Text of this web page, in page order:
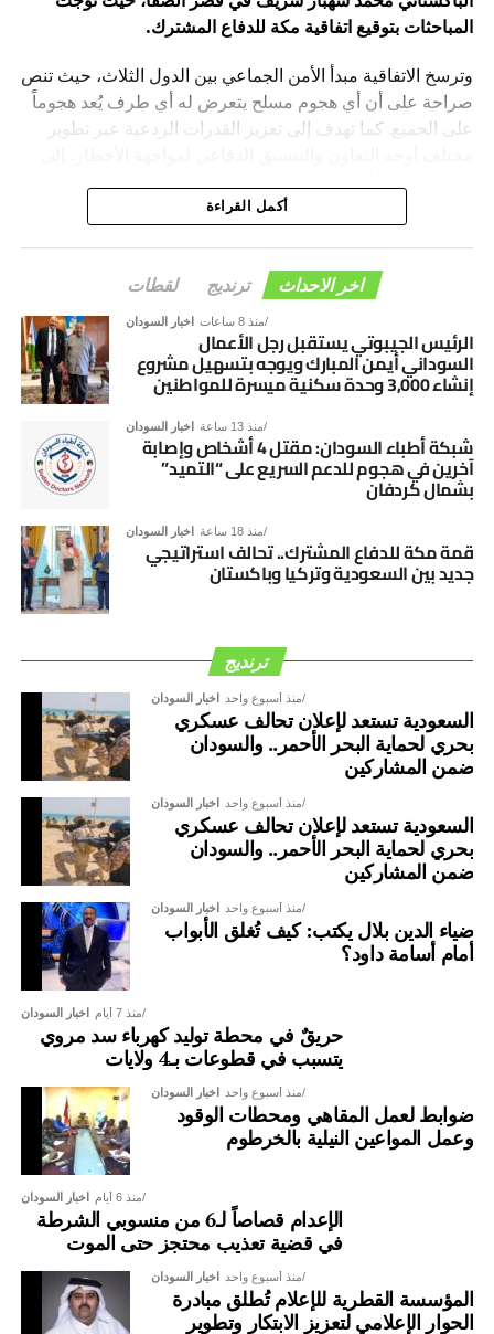
المباحثات بتوقيع اتفاقية مكة للدفاع المشترك.
وترسخ الاتفاقية مبدأ الأمن الجماعي بين الدول الثلاث، حيث تنص
صراحة على أن أي هجوم مسلح يتعرض له أي طرف يُعد هجوماً
على الجميع. كما تهدف إلى تعزيز القدرات الردعية عبر تطوير
والسلام في المنطقة والعالم.أكمل القراءة
اخر الاحداث ترنديج لقطات
اخبار السودان منذ 8 ساعات
الرئيس الجيبوتي يستقبل رجل الأعمال
السوداني أيمن المبارك ويوجه بتسهيل مشروع
إنشاء 3,000 وحدة سكنية ميسرة للمواطنين
اخبار السودان منذ 13 ساعة
شبكة أطباء السودان: مقتل 4 أشخاص وإصابة
آخرين في هجوم للدعم السريع على “التميد”
بشمال كردفان
اخبار السودان منذ 18 ساعة
قمة مكة للدفاع المشترك.. تحالف استراتيجي
جديد بين السعودية وتركيا وباكستان
ترنديج
اخبار السودان منذ أسبوع واحد
السعودية تستعد لإعلان تحالف عسكري
بحري لحماية البحر الأحمر.. والسودان
ضمن المشاركين
اخبار السودان منذ أسبوع واحد
السعودية تستعد لإعلان تحالف عسكري
بحري لحماية البحر الأحمر.. والسودان
ضمن المشاركين
اخبار السودان منذ أسبوع واحد
ضياء الدين بلال يكتب: كيف تُغلق الأبواب
أمام أسامة داود؟
اخبار السودان منذ 7 أيام
حريقٌ في محطة توليد كهرباء سد مروي
يتسبب في قطوعات بـ4 ولايات
اخبار السودان منذ أسبوع واحد
ضوابط لعمل المقاهي ومحطات الوقود
وعمل المواعين النيلية بالخرطوم
اخبار السودان منذ 6 أيام
الإعدام قصاصاً لـ6 من منسوبي الشرطة
في قضية تعذيب محتجز حتى الموت
اخبار السودان منذ أسبوع واحد
المؤسسة القطرية للإعلام تُطلق مبادرة
الحوار الإعلامي لتعزيز الابتكار وتطوير